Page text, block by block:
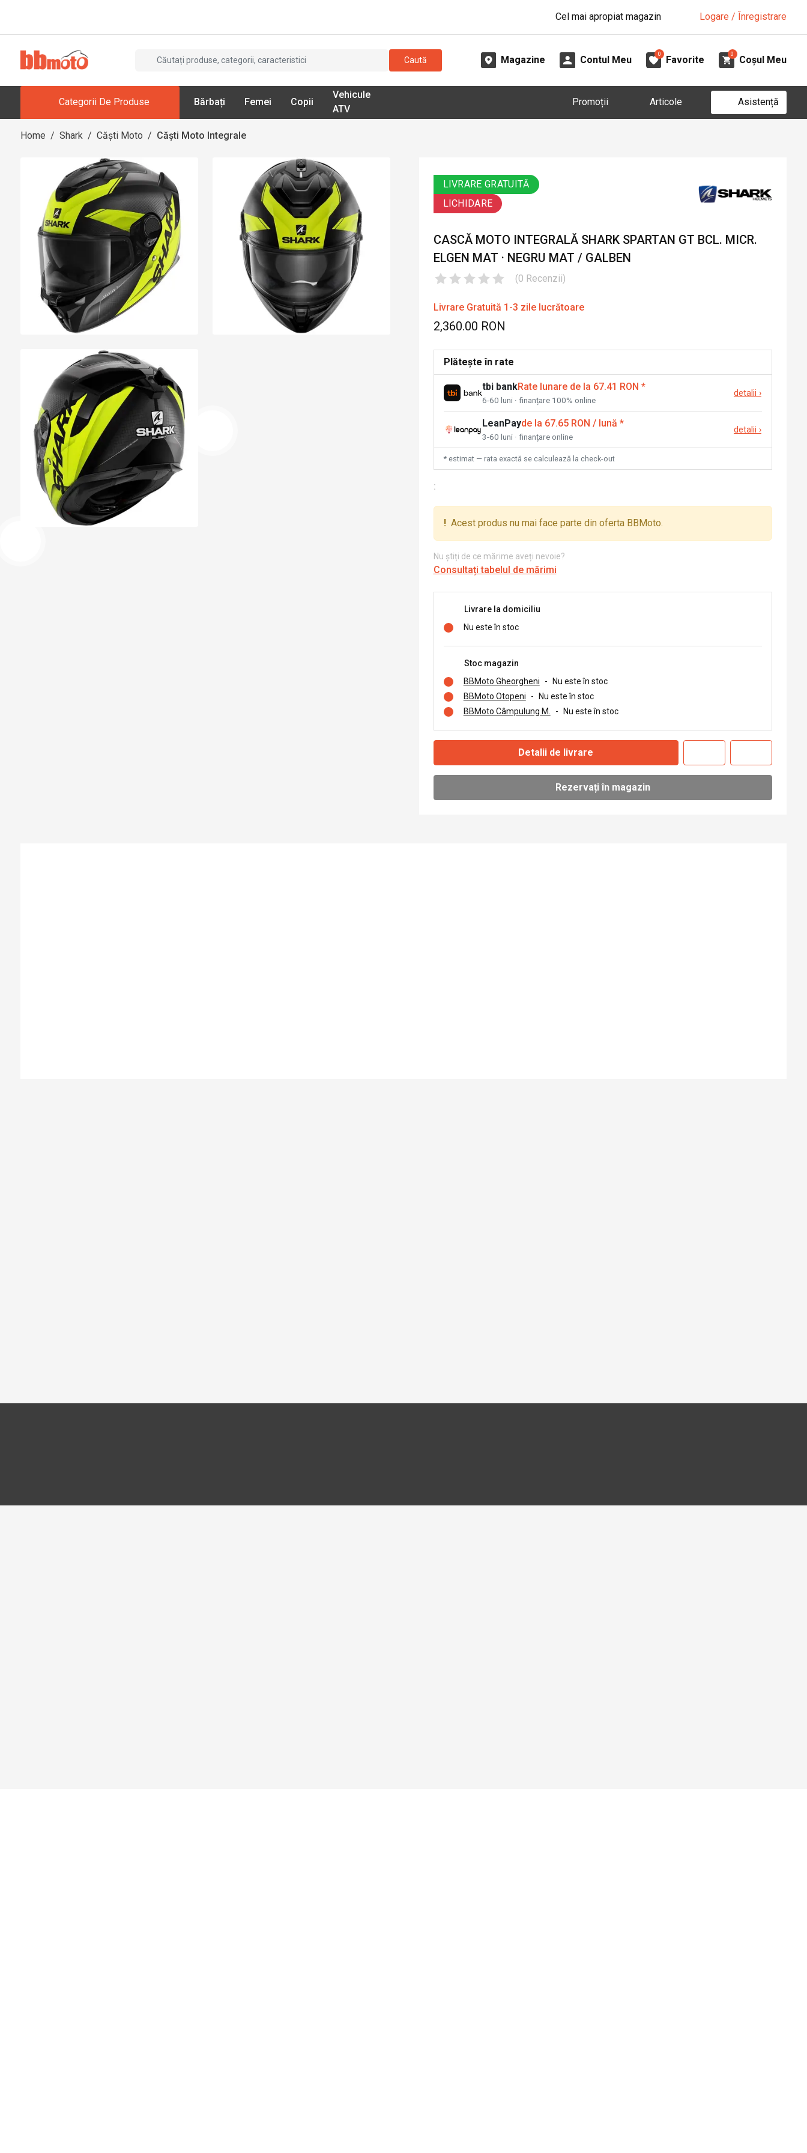
Cel mai apropiat magazin Logare / Înregistrare
Caută Magazine Contul Meu
0
Favorite
0
Coșul Meu
Categorii De Produse Bărbați Femei Copii
Vehicule
ATV
Promoții Articole Asistență
Home / Shark / Căști Moto / Căști Moto Integrale
LIVRARE GRATUITĂ
LICHIDARE
CASCĂ MOTO INTEGRALĂ SHARK SPARTAN GT BCL. MICR.
ELGEN MAT · NEGRU MAT / GALBEN
(0 Recenzii)
Livrare Gratuită 1-3 zile lucrătoare
2,360.00 RON
Plătește în rate
tbi bankRate lunare de la 67.41 RON *
6-60 luni · finanțare 100% online
detalii ›
LeanPayde la 67.65 RON / lună *
3-60 luni · finanțare online
detalii ›
* estimat — rata exactă se calculează la check-out
:
! Acest produs nu mai face parte din oferta BBMoto.
Nu știți de ce mărime aveți nevoie?
Consultați tabelul de mărimi
Livrare la domiciliu
Nu este în stoc
Stoc magazin
BBMoto Gheorgheni
-
Nu este în stoc
BBMoto Otopeni
-
Nu este în stoc
BBMoto Câmpulung M.
- Nu este în stoc
Detalii de livrare
Rezervați în magazin